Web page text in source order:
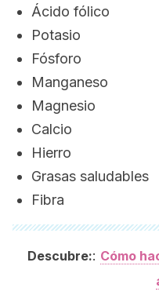
Ácido fólico
Potasio
Fósforo
Manganeso
Magnesio
Calcio
Hierro
Grasas saludables
Fibra
Descubre:: Cómo